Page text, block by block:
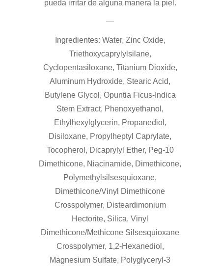
pueda irritar de alguna manera la piel.
—
Ingredientes: Water, Zinc Oxide,
Triethoxycaprylylsilane,
Cyclopentasiloxane, Titanium Dioxide,
Aluminum Hydroxide, Stearic Acid,
Butylene Glycol, Opuntia Ficus-Indica
Stem Extract, Phenoxyethanol,
Ethylhexylglycerin, Propanediol,
Disiloxane, Propylheptyl Caprylate,
Tocopherol, Dicaprylyl Ether, Peg-10
Dimethicone, Niacinamide, Dimethicone,
Polymethylsilsesquioxane,
Dimethicone/Vinyl Dimethicone
Crosspolymer, Disteardimonium
Hectorite, Silica, Vinyl
Dimethicone/Methicone Silsesquioxane
Crosspolymer, 1,2-Hexanediol,
Magnesium Sulfate, Polyglyceryl-3